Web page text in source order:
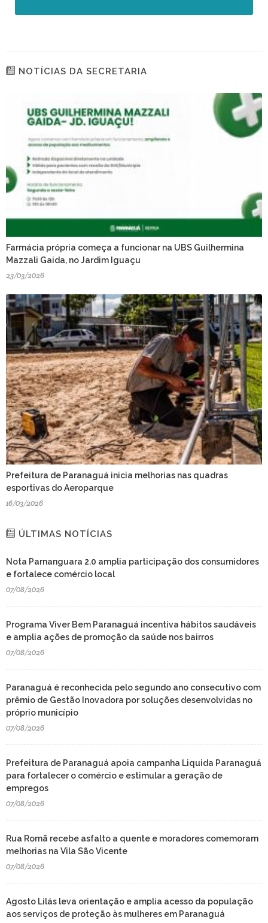
NOTÍCIAS DA SECRETARIA
Farmácia própria começa a funcionar na UBS Guilhermina
Mazzali Gaida, no Jardim Iguaçu
23/03/2026
Prefeitura de Paranaguá inicia melhorias nas quadras
esportivas do Aeroparque
16/03/2026
ÚLTIMAS NOTÍCIAS
Nota Parnanguara 2.0 amplia participação dos consumidores
e fortalece comércio local
07/08/2026
Programa Viver Bem Paranaguá incentiva hábitos saudáveis
e amplia ações de promoção da saúde nos bairros
07/08/2026
Paranaguá é reconhecida pelo segundo ano consecutivo com
prêmio de Gestão Inovadora por soluções desenvolvidas no
próprio município
07/08/2026
Prefeitura de Paranaguá apoia campanha Liquida Paranaguá
para fortalecer o comércio e estimular a geração de
empregos
07/08/2026
Rua Romã recebe asfalto a quente e moradores comemoram
melhorias na Vila São Vicente
07/08/2026
Agosto Lilás leva orientação e amplia acesso da população
aos serviços de proteção às mulheres em Paranaguá